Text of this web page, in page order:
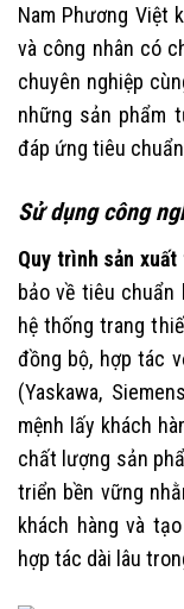
Nam Phương Việt
và công nhân có
chuyên nghiệp
những sản phẩm
đáp ứng tiêu
Sử dụng công
Quy trình sản
bảo về tiêu chuẩn
hệ thống trang
đồng bộ, hợp tác
(Yaskawa,
mệnh lấy khách
chất lượng sản
triển bền vững
khách hàng và
hợp tác dài lâu